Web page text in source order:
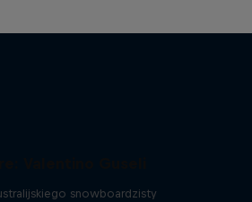
snowboardzisty